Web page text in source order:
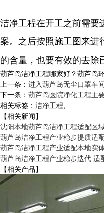
洁净工程在开工之前需
案。之后按照施工图来进
的含量，也要有效的去除
葫芦岛洁净工程哪家好？葫芦岛
上一条： 进入葫芦岛无尘口罩车
下一条： 葫芦岛医院净化工程主
相关标签： 洁净工程,
【相关新闻】
沈阳本地葫芦岛洁净工程适配区
葫芦岛洁净工程产业稳步提质适
葫芦岛洁净工程产业适配本地实
葫芦岛洁净工程产业稳步迭代 适
【相关产品】